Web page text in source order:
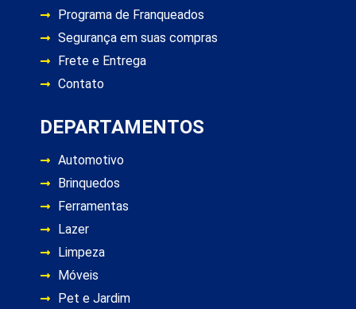
Programa de Franqueados
Segurança em suas compras
Frete e Entrega
Contato
DEPARTAMENTOS
Automotivo
Brinquedos
Ferramentas
Lazer
Limpeza
Móveis
Pet e Jardim